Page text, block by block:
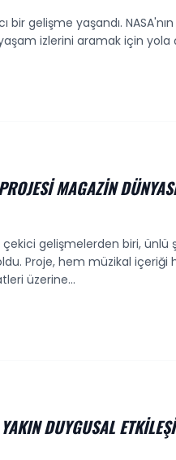
bir gelişme yaşandı.
izlerini aramak için yola
MAGAZIN
gelişmelerden biri, ünlü
Proje, hem müzikal içeriği
üzerine...
DUYGUSAL